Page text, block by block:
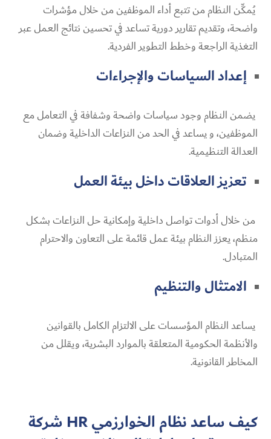
يُمكِّن النظام من تتبع أداء الموظفين من خلال مؤشرات
واضحة، وتقديم تقارير دورية تساعد في تحسين نتائج العمل عبر
التغذية الراجعة وخطط التطوير الفردية.
إعداد السياسات والإجراءات
يضمن النظام وجود سياسات واضحة وشفافة في التعامل مع
الموظفين، و يساعد في الحد من النزاعات الداخلية وضمان
العدالة التنظيمية.
تعزيز العلاقات داخل بيئة العمل
من خلال أدوات تواصل داخلية وإمكانية حل النزاعات بشكل
منظم، يعزز النظام بيئة عمل قائمة على التعاون والاحترام
المتبادل.
الامتثال والتنظيم
يساعد النظام المؤسسات على الالتزام الكامل بالقوانين
والأنظمة الحكومية المتعلقة بالموارد البشرية، ويقلل من
المخاطر القانونية.
كيف ساعد نظام الخوارزمي HR شركة